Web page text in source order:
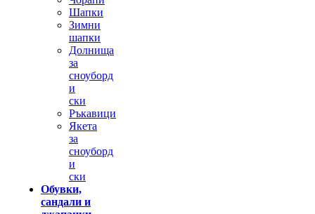
Шапки
Зимни
шапки
Долнища
за
сноуборд
и
ски
Ръкавици
Якета
за
сноуборд
и
ски
Обувки,
сандали и